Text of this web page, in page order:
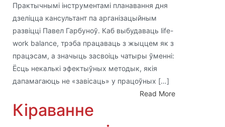
Практычнымі інструментамі планавання дня
дзеліцца кансультант па арганізацыйным
развіцці Павел Гарбуноў. Каб выбудаваць life-
work balance, трэба працаваць з жыццем як з
працэсам, а значыць засвоіць чатыры ўменні:
Ёсць некалькі эфектыўных методык, якія
дапамагаюць не «завісаць» у працоўных […]
Read More
Кіраванне